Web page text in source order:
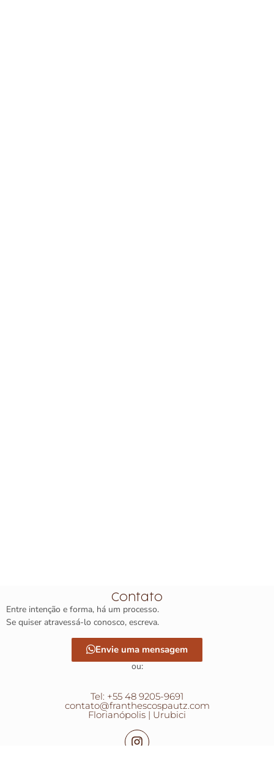
Contato
Entre intenção e forma, há um processo.
Se quiser atravessá-lo conosco, escreva.
Envie uma mensagem
ou:
Tel: +55 48 9205-9691
contato@franthescospautz.com
Florianópolis | Urubici